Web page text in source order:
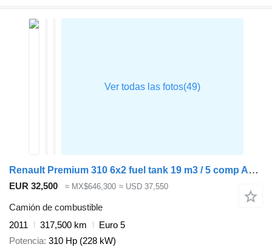
Renault Premium 310 6x2 fuel tank 19 m3 / 5 comp ADR 25-04-2024
EUR 32,500 ≈ MX$646,300 ≈ USD 37,550
Camión de combustible
2011
317,500 km
Euro 5
Potencia 310 Hp (228 kW)